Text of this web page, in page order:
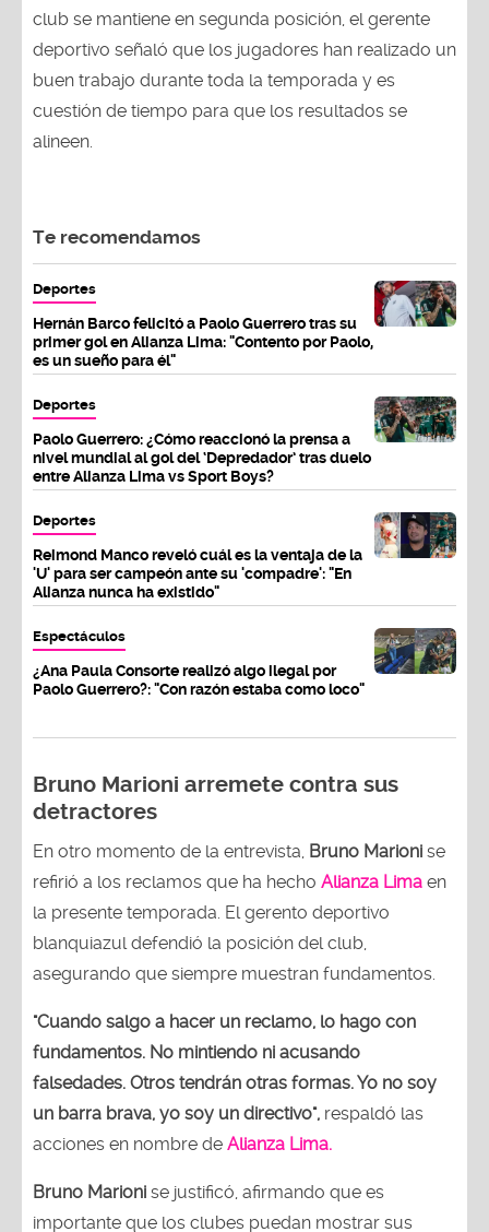
club se mantiene en segunda posición, el gerente
deportivo señaló que los jugadores han realizado un
buen trabajo durante toda la temporada y es
cuestión de tiempo para que los resultados se
alineen.
Te recomendamos
Deportes
Hernán Barco felicitó a Paolo Guerrero tras su
primer gol en Alianza Lima: "Contento por Paolo,
es un sueño para él"
Deportes
Paolo Guerrero: ¿Cómo reaccionó la prensa a
nivel mundial al gol del ‘Depredador’ tras duelo
entre Alianza Lima vs Sport Boys?
Deportes
Reimond Manco reveló cuál es la ventaja de la
'U' para ser campeón ante su 'compadre': "En
Alianza nunca ha existido"
Espectáculos
¿Ana Paula Consorte realizó algo ilegal por
Paolo Guerrero?: "Con razón estaba como loco"
Bruno Marioni arremete contra sus
detractores
En otro momento de la entrevista, Bruno Marioni se
refirió a los reclamos que ha hecho Alianza Lima en
la presente temporada. El gerento deportivo
blanquiazul defendió la posición del club,
asegurando que siempre muestran fundamentos.
"Cuando salgo a hacer un reclamo, lo hago con
fundamentos. No mintiendo ni acusando
falsedades. Otros tendrán otras formas. Yo no soy
un barra brava, yo soy un directivo", respaldó las
acciones en nombre de Alianza Lima.
Bruno Marioni se justificó, afirmando que es
importante que los clubes puedan mostrar sus